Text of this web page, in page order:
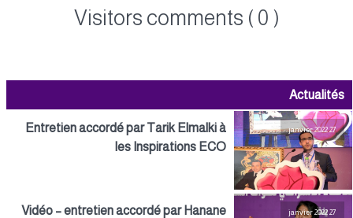
Visitors comments ( 0 )
Actualités
27 janvier 2022
Entretien accordé par Tarik Elmalki à
les Inspirations ECO
27 janvier 2022
Vidéo – entretien accordé par Hanane